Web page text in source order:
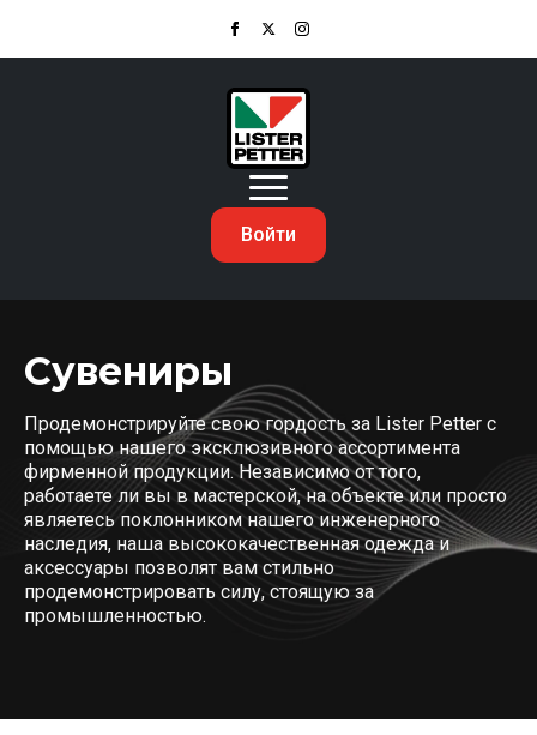
Войти
Сувениры
Продемонстрируйте свою гордость за Lister Petter с
помощью нашего эксклюзивного ассортимента
фирменной продукции. Независимо от того,
работаете ли вы в мастерской, на объекте или просто
являетесь поклонником нашего инженерного
наследия, наша высококачественная одежда и
аксессуары позволят вам стильно
продемонстрировать силу, стоящую за
промышленностью.